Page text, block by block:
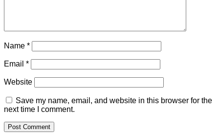
Name *
Email *
Website
Save my name, email, and website in this browser for the
next time I comment.